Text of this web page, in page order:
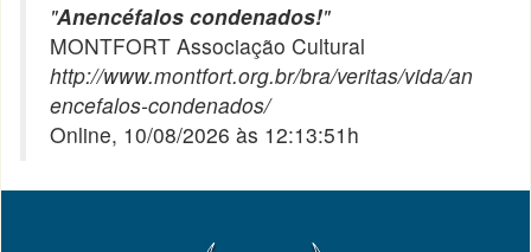
"Anencéfalos condenados!"
MONTFORT Associação Cultural
http://www.montfort.org.br/bra/veritas/vida/an
encefalos-condenados/
Online, 10/08/2026 às 12:13:51h